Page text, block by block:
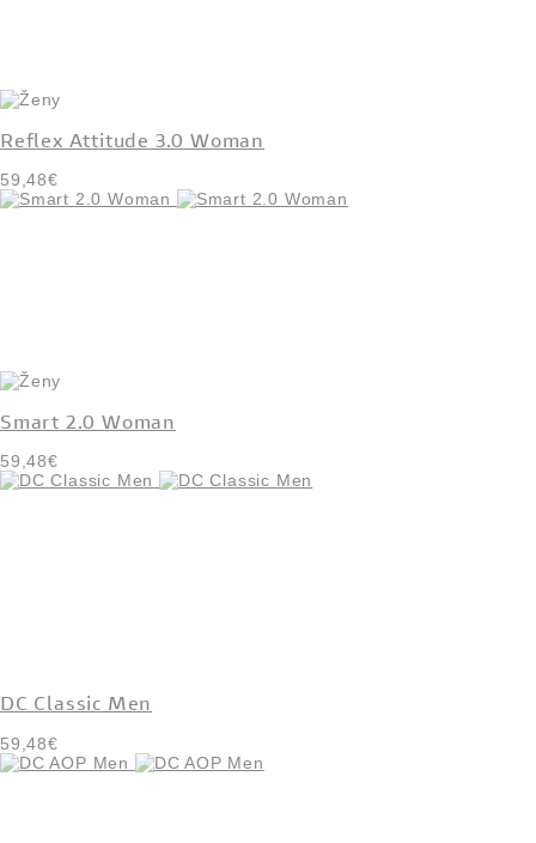
Reflex Attitude 3.0 Woman
59,48€
Smart 2.0 Woman
59,48€
DC Classic Men
59,48€